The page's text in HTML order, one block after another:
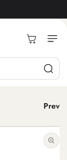
Carrito
Prev